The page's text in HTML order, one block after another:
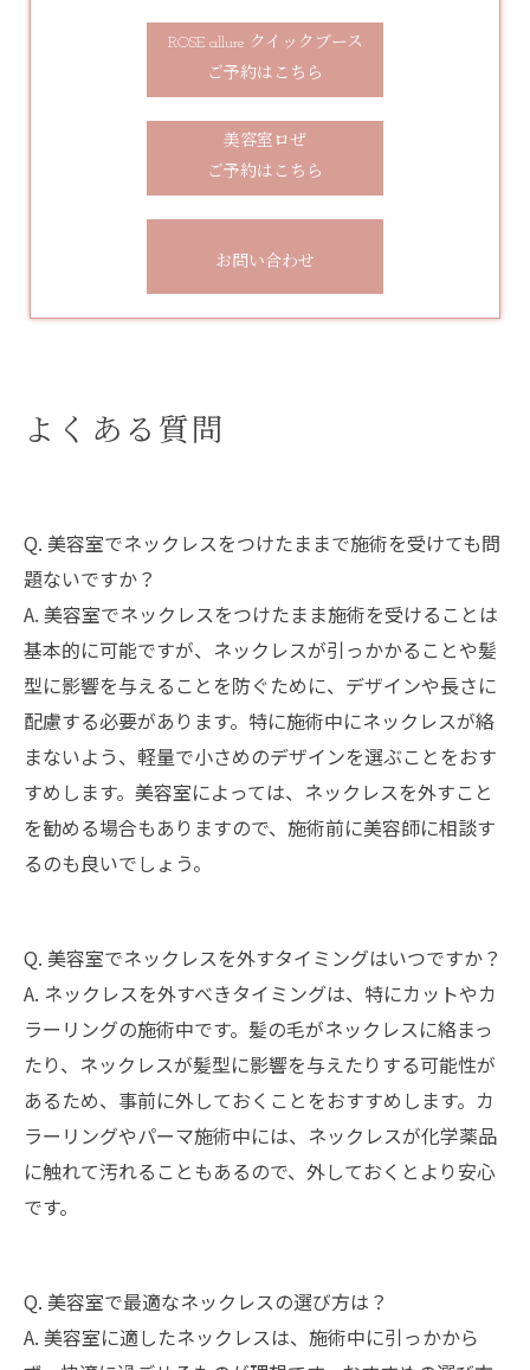
ROSE allure クイックブース
ご予約はこちら
美容室ロぜ
ご予約はこちら
お問い合わせ
よくある質問
Q. 美容室でネックレスをつけたままで施術を受けても問
題ないですか？
A. 美容室でネックレスをつけたまま施術を受けることは
基本的に可能ですが、ネックレスが引っかかることや髪
型に影響を与えることを防ぐために、デザインや長さに
配慮する必要があります。特に施術中にネックレスが絡
まないよう、軽量で小さめのデザインを選ぶことをおす
すめします。美容室によっては、ネックレスを外すこと
を勧める場合もありますので、施術前に美容師に相談す
るのも良いでしょう。
Q. 美容室でネックレスを外すタイミングはいつですか？
A. ネックレスを外すべきタイミングは、特にカットやカ
ラーリングの施術中です。髪の毛がネックレスに絡まっ
たり、ネックレスが髪型に影響を与えたりする可能性が
あるため、事前に外しておくことをおすすめします。カ
ラーリングやパーマ施術中には、ネックレスが化学薬品
に触れて汚れることもあるので、外しておくとより安心
です。
Q. 美容室で最適なネックレスの選び方は？
A. 美容室に適したネックレスは、施術中に引っかから